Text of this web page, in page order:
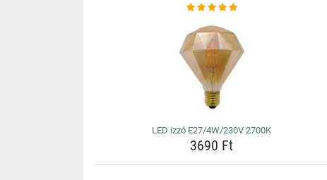
LED izzó E27/4W/230V 2700K
3690 Ft